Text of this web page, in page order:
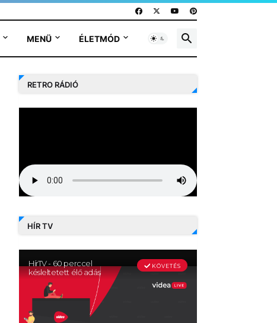
MENÜ ÉLETMÓD
RETRO RÁDIÓ
HÍR TV